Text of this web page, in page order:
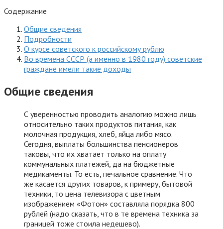
Содержание
Общие сведения
Подробности
О курсе советского к российскому рублю
Во времена СССР (а именно в 1980 году) советские
граждане имели такие доходы
Общие сведения
С уверенностью проводить аналогию можно лишь
относительно таких продуктов питания, как
молочная продукция, хлеб, яйца либо мясо.
Сегодня, выплаты большинства пенсионеров
таковы, что их хватает только на оплату
коммунальных платежей, да на бюджетные
медикаменты. То есть, печальное сравнение. Что
же касается других товаров, к примеру, бытовой
техники, то цена телевизора с цветным
изображением «Фотон» составляла порядка 800
рублей (надо сказать, что в те времена техника за
границей тоже стоила недешево).